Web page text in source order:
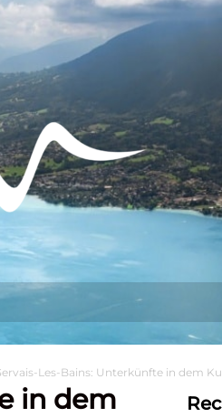
niederlassen
Les-Bains: Unterkünfte in dem
in dem